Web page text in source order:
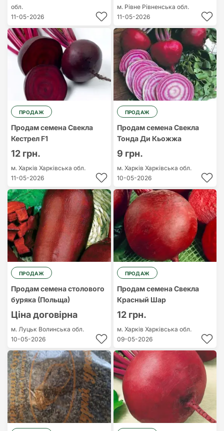
обл.
11-05-2026
м. Рівне Рівненська обл.
11-05-2026
ПРОДАЖ
Продам семена Свекла
Кестрел F1
12 грн.
м. Харків Харківська обл.
11-05-2026
ПРОДАЖ
Продам семена Свекла
Тонда Ди Кьожжа
9 грн.
м. Харків Харківська обл.
10-05-2026
ПРОДАЖ
Продам семена столового
буряка (Польща)
Ціна договірна
м. Луцьк Волинська обл.
10-05-2026
ПРОДАЖ
Продам семена Свекла
Красный Шар
12 грн.
м. Харків Харківська обл.
09-05-2026